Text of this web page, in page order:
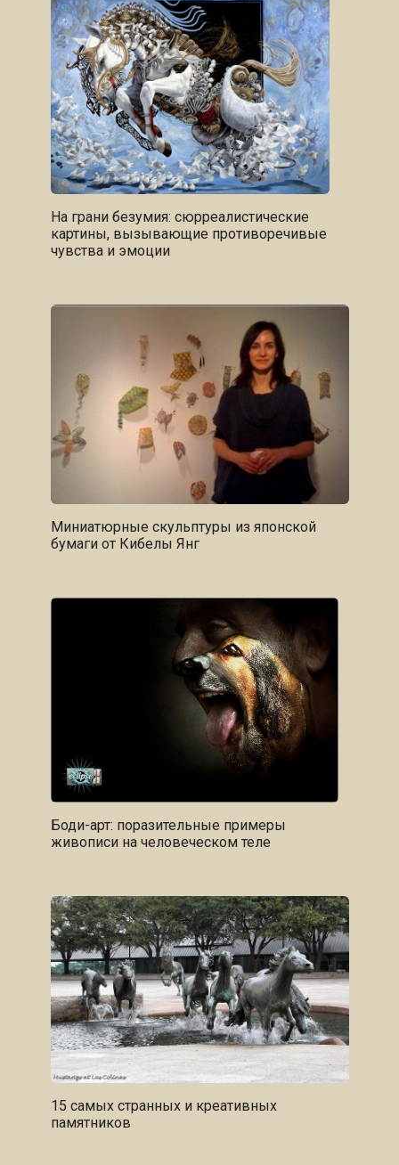
На грани безумия: сюрреалистические
картины, вызывающие противоречивые
чувства и эмоции
Миниатюрные скульптуры из японской
бумаги от Кибелы Янг
Боди-арт: поразительные примеры
живописи на человеческом теле
15 самых странных и креативных
памятников